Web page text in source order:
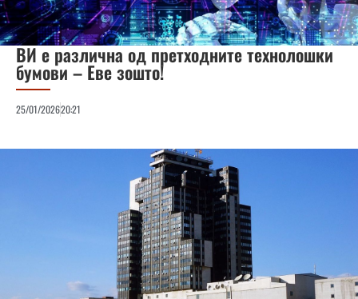
ВИ е различна од претходните технолошки
бумови – Еве зошто!
25/01/202620:21